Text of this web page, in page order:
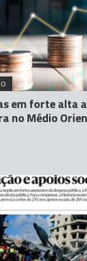
em forte alta
no Médio